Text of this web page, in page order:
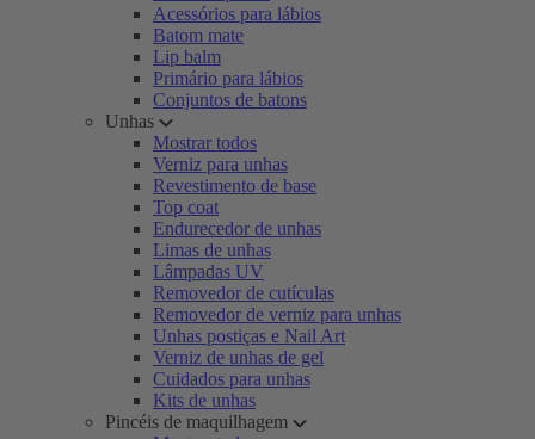
Acessórios para lábios
Batom mate
Lip balm
Primário para lábios
Conjuntos de batons
Unhas
Mostrar todos
Verniz para unhas
Revestimento de base
Top coat
Endurecedor de unhas
Limas de unhas
Lâmpadas UV
Removedor de cutículas
Removedor de verniz para unhas
Unhas postiças e Nail Art
Verniz de unhas de gel
Cuidados para unhas
Kits de unhas
Pincéis de maquilhagem